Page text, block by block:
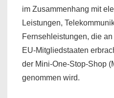
im Zusammenhang mit
Leistungen,
Fernsehleistungen, die
EU-Mitgliedstaaten
der Mini-One-Stop-Shop
genommen wird.